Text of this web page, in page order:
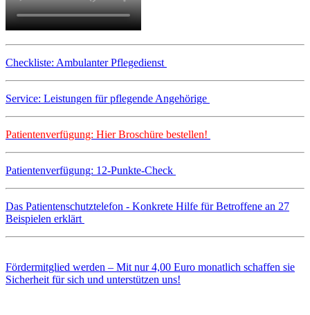
Checkliste: Ambulanter Pflegedienst
Service: Leistungen für pflegende Angehörige
Patientenverfügung: Hier Broschüre bestellen!
Patientenverfügung: 12-Punkte-Check
Das Patientenschutztelefon - Konkrete Hilfe für Betroffene an 27
Beispielen erklärt
Fördermitglied werden – Mit nur 4,00 Euro monatlich schaffen sie
Sicherheit für sich und unterstützen uns!